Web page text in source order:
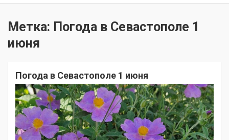
Метка: Погода в Севастополе 1
июня
Погода в Севастополе 1 июня